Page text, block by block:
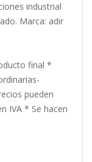
industrial
Marca: adir
final *
pueden
IVA * Se hacen